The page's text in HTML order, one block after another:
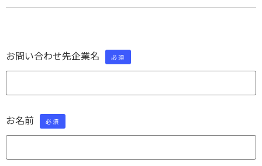
お問い合わせ先企業名 必須
お名前 必須